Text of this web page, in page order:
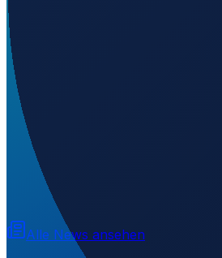
Was ist der ICAO-Code von
Auf welcher Höhe liegt Engati
Wird geladen...
-6.91790
m ü. NN
Alle News ansehen